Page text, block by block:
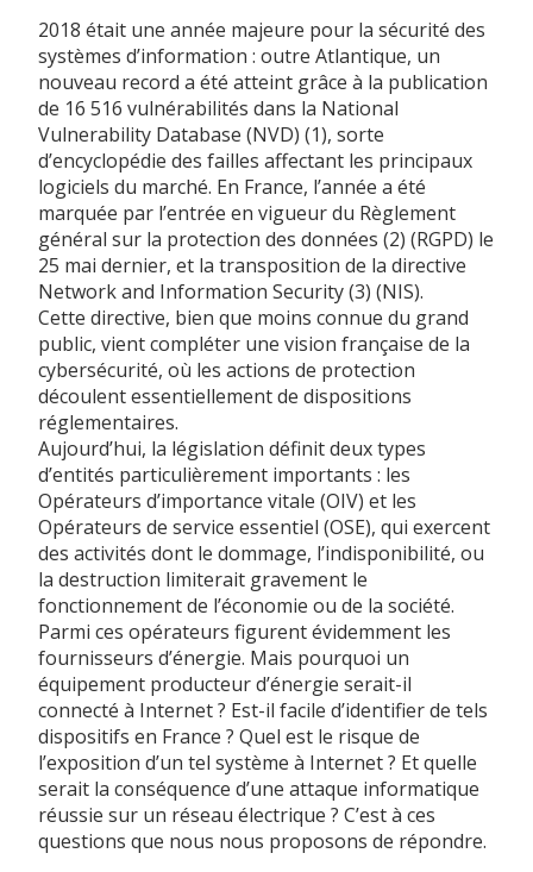
2018 était une année majeure pour la sécurité des
systèmes d’information : outre Atlantique, un
nouveau record a été atteint grâce à la publication
de 16 516 vulnérabilités dans la National
Vulnerability Database (NVD) (1), sorte
d’encyclopédie des failles affectant les principaux
logiciels du marché. En France, l’année a été
marquée par l’entrée en vigueur du Règlement
général sur la protection des données (2) (RGPD) le
25 mai dernier, et la transposition de la directive
Network and Information Security (3) (NIS).
Cette directive, bien que moins connue du grand
public, vient compléter une vision française de la
cybersécurité, où les actions de protection
découlent essentiellement de dispositions
réglementaires.
Aujourd’hui, la législation définit deux types
d’entités particulièrement importants : les
Opérateurs d’importance vitale (OIV) et les
Opérateurs de service essentiel (OSE), qui exercent
des activités dont le dommage, l’indisponibilité, ou
la destruction limiterait gravement le
fonctionnement de l’économie ou de la société.
Parmi ces opérateurs figurent évidemment les
fournisseurs d’énergie. Mais pourquoi un
équipement producteur d’énergie serait-il
connecté à Internet ? Est-il facile d’identifier de tels
dispositifs en France ? Quel est le risque de
l’exposition d’un tel système à Internet ? Et quelle
serait la conséquence d’une attaque informatique
réussie sur un réseau électrique ? C’est à ces
questions que nous nous proposons de répondre.